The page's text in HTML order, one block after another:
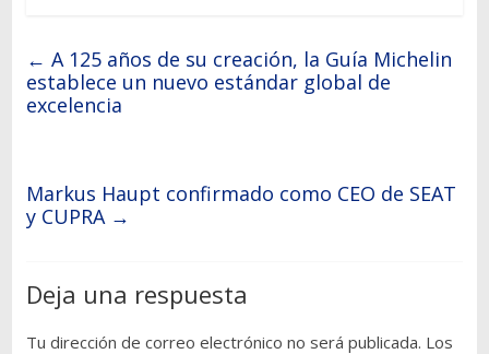
← A 125 años de su creación, la Guía Michelin
establece un nuevo estándar global de
excelencia
Markus Haupt confirmado como CEO de SEAT
y CUPRA →
Deja una respuesta
Tu dirección de correo electrónico no será publicada. Los